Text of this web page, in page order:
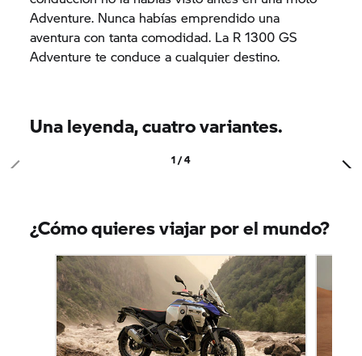
Adventure. Nunca habías emprendido una
aventura con tanta comodidad. La R 1300 GS
Adventure te conduce a cualquier destino.
Una leyenda, cuatro variantes.
1 / 4
¿Cómo quieres viajar por el mundo?